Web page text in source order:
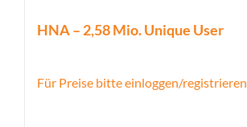
HNA – 2,58 Mio. Unique User
Für Preise bitte einloggen/registrieren